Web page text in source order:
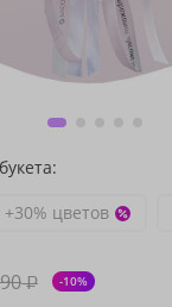
+30% цветов
₽ -10%